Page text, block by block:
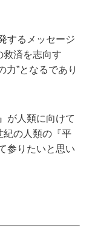
するメッセージ
救済を志向す
力”となるであり
が人類に向けて
紀の人類の『平
参りたいと思い